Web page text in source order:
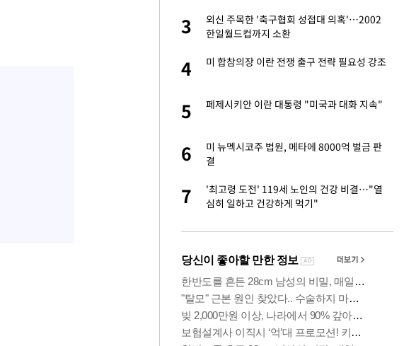
3
외신 주목한 '축구협회 성접대 의혹'…2002
한일월드컵까지 소환
4 미 합참의장 이란 전쟁 출구 전략 필요성 강조
5 페제시키안 이란 대통령 "미국과 대화 지속"
6
미 뉴멕시코주 법원, 메타에 8000억 벌금 판
결
7
'최고령 도전' 119세 노인의 건강 비결…"열
심히 일하고 건강하게 먹기"